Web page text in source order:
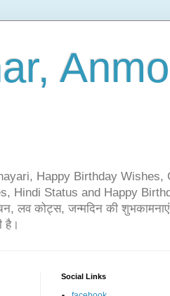
Happy Birthday Wishes,
Hindi Status and Happy
लव कोट्स, जन्मदिन की
है।
Social Links